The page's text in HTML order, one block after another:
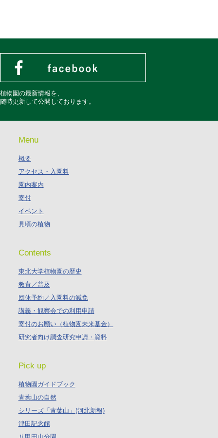
植物園の最新情報を、
随時更新して公開しております。
Menu
概要
アクセス・入園料
園内案内
寄付
イベント
見頃の植物
Contents
東北大学植物園の歴史
教育／普及
団体予約／入園料の減免
講義・観察会での利用申請
寄付のお願い（植物園未来基金）
研究者向け調査研究申請・資料
Pick up
植物園ガイドブック
青葉山の自然
シリーズ「青葉山」(河北新報)
津田記念館